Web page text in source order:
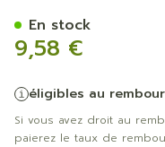
9,58 €
éligibles au
Si vous avez droit au
paierez le taux de
En stock